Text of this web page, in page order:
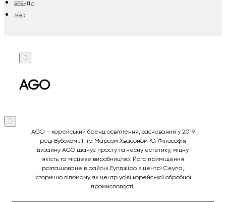
БРЕНДИ
AGO
AGO
AGO — корейський бренд освітлення, заснований у 2019
році Вубоком Лі та Марсом Хвасоном Ю. Філософія
дизайну AGO шанує просту та чесну естетику, міцну
якість та місцеве виробництво. Його приміщення
розташоване в районі Еулджіро в центрі Сеула,
історично відомому як центр усієї корейської обробної
промисловості.